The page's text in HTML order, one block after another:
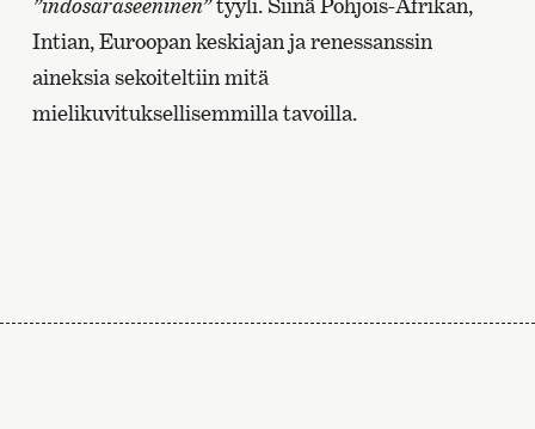
Intian, Euroopan keskiajan ja renessanssin
aineksia sekoiteltiin mitä
mielikuvituksellisemmilla tavoilla.